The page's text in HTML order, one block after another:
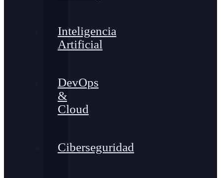
Inteligencia
Artificial
DevOps
&
Cloud
Ciberseguridad